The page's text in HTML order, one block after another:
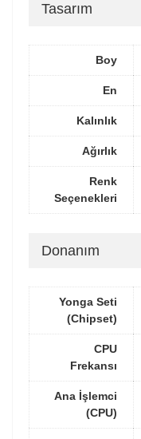
Tasarım
Boy
En
Kalınlık
Ağırlık
Renk
Seçenekleri
Donanım
Yonga Seti
(Chipset)
CPU
Frekansı
Ana İşlemci
(CPU)